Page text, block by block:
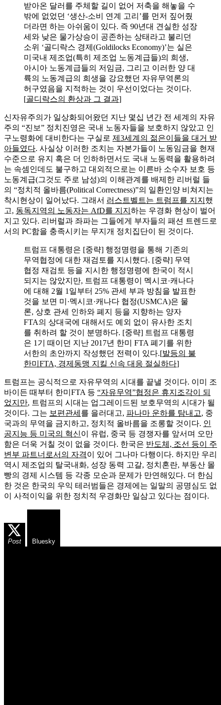
받아온 달러를 주체할 길이 없어 저축을 해놓을 수
밖에 없었던 ‘생산-소비 연계 고리’를 먼저 짚어줬
더라면 하는 아쉬움이 있다. 즉 90년대 견실한 성장
세와 낮은 물가상승이 공존하는 상태라고 불리던
소위 ‘골디락스 경제(Goldilocks Economy)’는 실은
미국내 제조업(특히 제조업 노동계급들)의 희생,
아시아 노동계급들의 저임금, 그리고 이러한 양 대
륙의 노동계급의 희생을 강요했던 자유무역론의
허구였음을 지적하는 것이 우선이었다는 것이다.
[골디락스의 환상과 그 결과]
신자유주의가 일상화되어왔던 지난 몇십 년간 전 세계의 자유
주의 “진보” 정치진영은 국내 노동자들을 보호하지 않았고 인
구노령화에 대비한다는 구실로 제3세계의 젊은이들을 대거 받
아들였다. 사실상 이러한 조치는 자본가들이 노동임금을 현재
수준으로 유지 혹은 더 인하하면서도 국내 노동력을 활용하려
는 속셈인데도 불구하고 대외적으로는 이른바 소수자 보호 등
노동계급(그것도 주로 남성)의 이해관계를 배제한 리버럴 들
의 “정치적 올바름(Political Correctness)”의 일환인양 비쳐지는
착시현상이 일어났다. 그래서 러스트벨트는 트럼프를 지지 했
고, 동독지역의 노동자는 AfD를 지지 하는 우경화 현상이 벌어
지고 있다. 리버럴과 좌파는 그들에게 부자들의 패션 트렌드로
서의 PC함을 충족시키는 무지개 정치집단이 된 것이다.
트럼프 대통령은 [중략] 행정명령을 통해 기존의
무역협정에 대한 재검토를 지시했다. [중략] 무역
협정 재검토 등을 지시한 행정명령에 한국이 적시
되지는 않았지만, 트럼프 대통령이 멕시코·캐나다
에 대해 2월 1일부터 25% 관세 부과 방침을 발표한
것을 보면 미·멕시코·캐나다 협정(USMCA)은 물
론, 상호 관세 인하와 폐지 등을 지향하는 양자
FTA의 상대국에 대해서도 예외 없이 유사한 조치
를 취하려 할 것이 분명하다. [중략] 트럼프 대통령
은 1기 때이던 지난 2017년 한미 FTA 폐기를 위한
서한의 초안까지 작성했던 전력이 있다.[발등의 불
한미FTA, 경제동맹 지킬 신속 대응 절실하다]
트럼프는 공식적으로 자유무역의 시대를 끝낼 것이다. 이미 조
바이든 때부터 한미FTA 등 “자유무역”협정은 휴지조각이 되
었지만, 트럼프의 시대는 업그레이드된 보호무역의 시대가 될
것이다. 그는 보편관세 를 을러대고, 파나마 운하를 탐내고, 중
국과의 무역을 금지하고, 정치적 올바름을 조롱할 것이다. 인
공지능 등 미국의 혁신이 유럽, 중국 등 경쟁자를 앞서며 오만
함은 더욱 거칠 것이 없을 것이다. 한국은 반도체, 조선 등이 주
변부 파트너로서의 자격이 있어 그나마 다행이다. 하지만 우리
역시 제조업의 탈국내화, 성장 동력 고갈, 정치혼란, 부동산 몰
빵의 경제 시스템 등 각종 모순과 문제가 만연해있다. 더 한심
한 것은 한국의 우익 테러범들은 경제에는 일말의 공명심도 없
이 사적이익을 위한 정치적 우경화만 일삼고 있다는 점이다.
Post Bluesky